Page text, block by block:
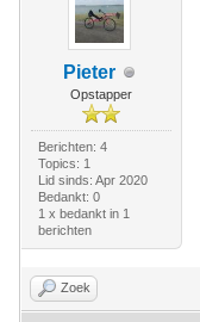
Pieter
Opstapper
Berichten: 4
Topics: 1
Lid sinds: Apr 2020
Bedankt: 0
1 x bedankt in 1
berichten
Zoek